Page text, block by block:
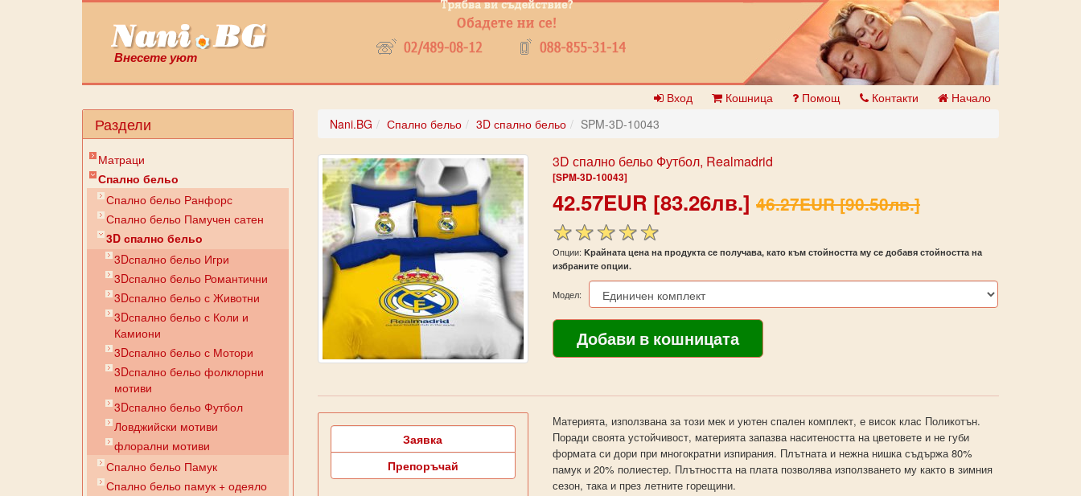
Внесете уют
Вход Кошница Помощ Контакти Начало
Раздели
Матраци
Спално бельо
Спално бельо Ранфорс
Спално бельо Памучен сатен
3D спално бельо
3Dспално бельо Игри
3Dспално бельо Романтични
3Dспално бельо с Животни
3Dспално бельо с Коли и
Камиони
3Dспално бельо с Мотори
3Dспално бельо фолклорни
мотиви
3Dспално бельо Футбол
Ловджийски мотиви
флорални мотиви
Спално бельо Памук
Спално бельо памук + одеяло
Nani.BG Спално бельо 3D спално бельо SPM-3D-10043
3D спално бельо Футбол, Realmadrid
[SPM-3D-10043]
42.57EUR [83.26лв.] 46.27EUR [90.50лв.]
Опции: Kрайната цена на продукта се получава, като към стойността му се добавя стойността на
избраните опции.
Модел:
Заявка
Препоръчай
Материята, използвана за този мек и уютен спален комплект, е висок клас Поликотън.
Поради своята устойчивост, материята запазва наситеността на цветовете и не губи
формата си дори при многократни изпирания. Плътната и нежна нишка съдържа 80%
памук и 20% полиестер. Плътността на плата позволява използването му както в зимния
сезон, така и през летните горещини.